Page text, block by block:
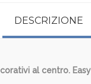
DESCRIZIONE
al centro.